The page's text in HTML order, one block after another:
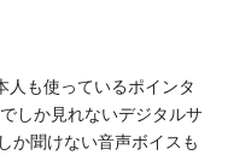
も使っているポインタ
しか見れないデジタルサ
聞けない音声ボイスも